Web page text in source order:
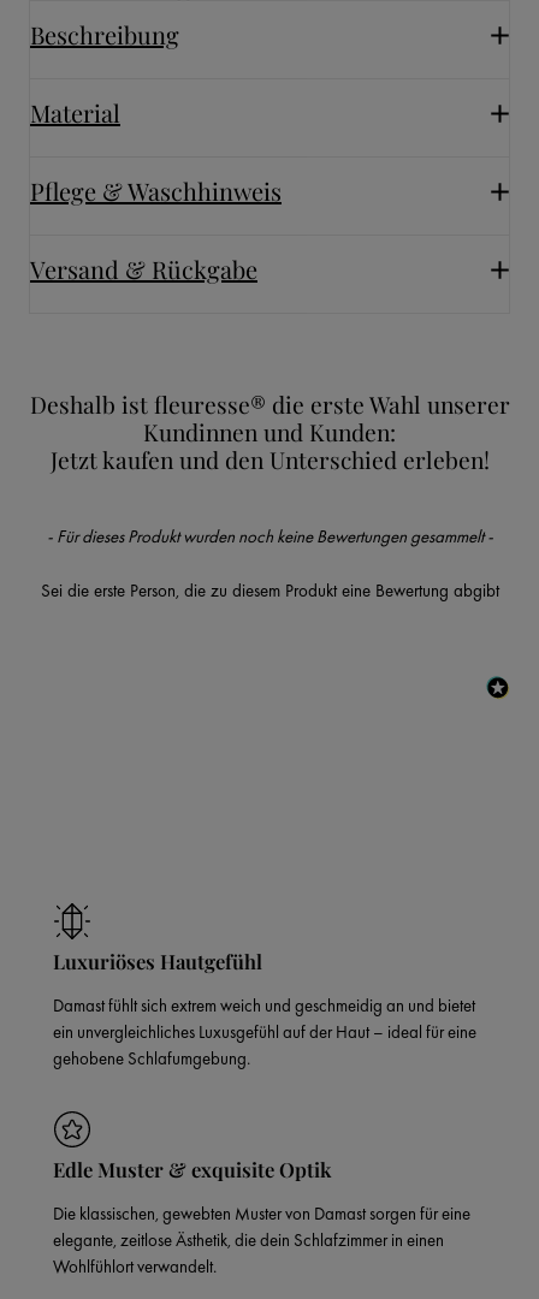
Beschreibung
Material
Pflege & Waschhinweis
Versand & Rückgabe
Deshalb ist fleuresse® die erste Wahl unserer
Kundinnen und Kunden:
Jetzt kaufen und den Unterschied erleben!
- Für dieses Produkt wurden noch keine Bewertungen gesammelt -
Sei die erste Person, die zu diesem Produkt eine Bewertung abgibt
New content loaded
Luxuriöses Hautgefühl
Damast fühlt sich extrem weich und geschmeidig an und bietet
ein unvergleichliches Luxusgefühl auf der Haut – ideal für eine
gehobene Schlafumgebung.
Edle Muster & exquisite Optik
Die klassischen, gewebten Muster von Damast sorgen für eine
elegante, zeitlose Ästhetik, die dein Schlafzimmer in einen
Wohlfühlort verwandelt.